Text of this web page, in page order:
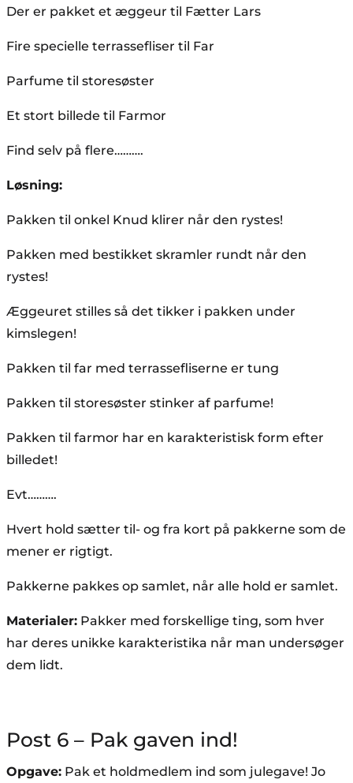
Der er pakket et æggeur til Fætter Lars
Fire specielle terrassefliser til Far
Parfume til storesøster
Et stort billede til Farmor
Find selv på flere……….
Løsning:
Pakken til onkel Knud klirer når den rystes!
Pakken med bestikket skramler rundt når den
rystes!
Æggeuret stilles så det tikker i pakken under
kimslegen!
Pakken til far med terrassefliserne er tung
Pakken til storesøster stinker af parfume!
Pakken til farmor har en karakteristisk form efter
billedet!
Evt……….
Hvert hold sætter til- og fra kort på pakkerne som de
mener er rigtigt.
Pakkerne pakkes op samlet, når alle hold er samlet.
Materialer: Pakker med forskellige ting, som hver
har deres unikke karakteristika når man undersøger
dem lidt.
Post 6 – Pak gaven ind!
Opgave: Pak et holdmedlem ind som julegave! Jo